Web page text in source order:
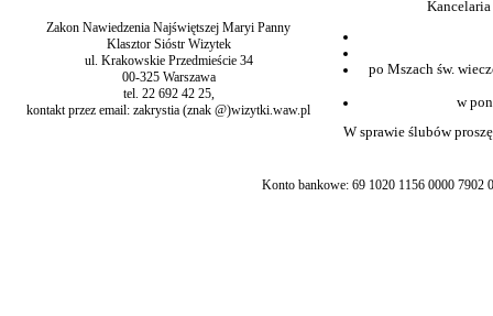
Zakon Nawiedzenia Najświętszej Maryi Panny
Klasztor Sióstr Wizytek
ul. Krakowskie Przedmieście 34
00-325 Warszawa
tel. 22 692 42 25,
kontakt przez email: zakrystia (znak @)wizytki.waw.pl
po Mszach św.
w
W sprawie ślubów
Konto bankowe: 69 1020 1156 0000 7902